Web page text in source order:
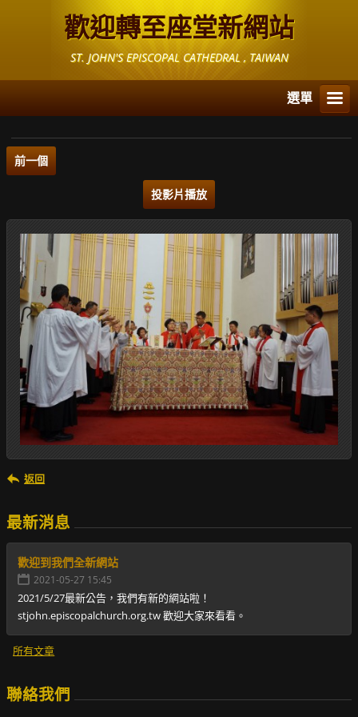
歡迎轉至座堂新網站
ST. JOHN'S EPISCOPAL CATHEDRAL , TAIWAN
選單
前一個
投影片播放
返回
最新消息
歡迎到我們全新網站
2021-05-27 15:45
2021/5/27最新公告，我們有新的網站啦！
stjohn.episcopalchurch.org.tw 歡迎大家來看看。
所有文章
聯絡我們